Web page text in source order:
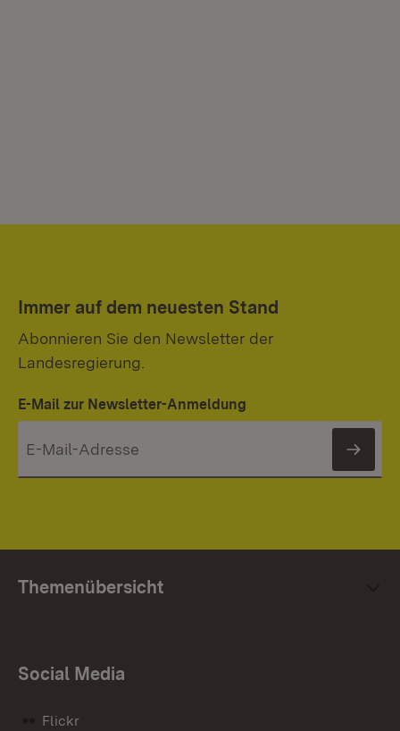
Immer auf dem neuesten Stand
Abonnieren Sie den Newsletter der
Landesregierung.
E-Mail zur Newsletter-Anmeldung
Themenübersicht
Social Media
Flickr